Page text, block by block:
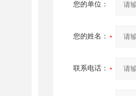
您的单位：
您的姓名：
联系电话：